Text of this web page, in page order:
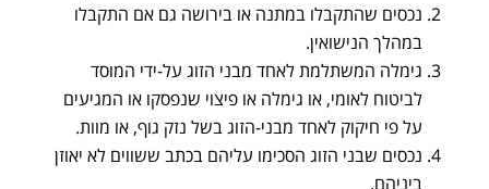
נכסים שהתקבלו במתנה או בירושה גם אם התקבלו
במהלך הנישואין.
גימלה המשתלמת לאחד מבני הזוג על-ידי המוסד
לביטוח לאומי, או גימלה או פיצוי שנפסקו או המגיעים
על פי חיקוק לאחד מבני-הזוג בשל נזק גוף, או מוות.
נכסים שבני הזוג הסכימו עליהם בכתב ששווים לא יאוזן
ביניהם.